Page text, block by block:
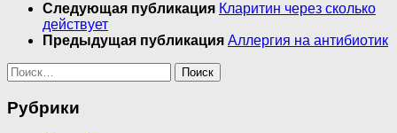
Следующая публикация Кларитин через сколько
действует
Предыдущая публикация Аллергия на антибиотик
Найти:
Рубрики